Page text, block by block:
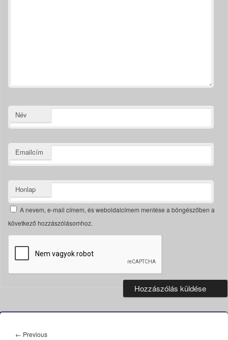
Név
Emailcím
Honlap
A nevem, e-mail címem, és weboldalcímem mentése a böngészőben a
következő hozzászólásomhoz.
navigáció
← PreviousPrevious